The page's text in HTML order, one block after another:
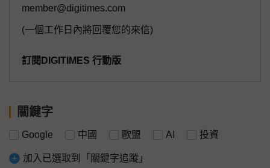
member@digitimes.com
(一個工作日內將回覆您的來信)
訂閱DIGITIMES 行動版
關鍵字
Google 中國 歐盟 AI 投資
加入已選取到「關鍵字追蹤」